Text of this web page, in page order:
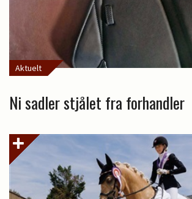
Aktuelt
Ni sadler stjålet fra forhandler